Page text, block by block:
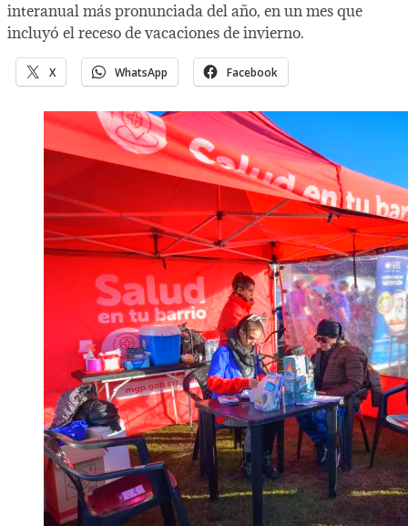
interanual más pronunciada del año, en un mes que
incluyó el receso de vacaciones de invierno.
X WhatsApp Facebook